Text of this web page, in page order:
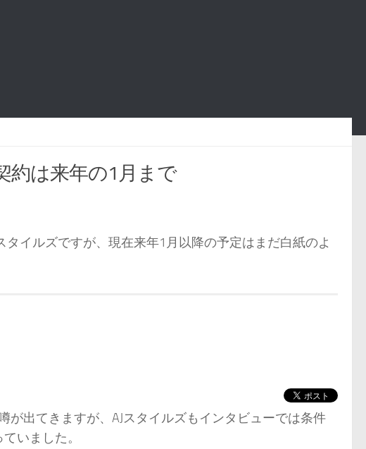
約は来年の1月まで
イルズですが、現在来年1月以降の予定はまだ白紙のよ
が出てきますが、AJスタイルズもインタビューでは条件
いました。